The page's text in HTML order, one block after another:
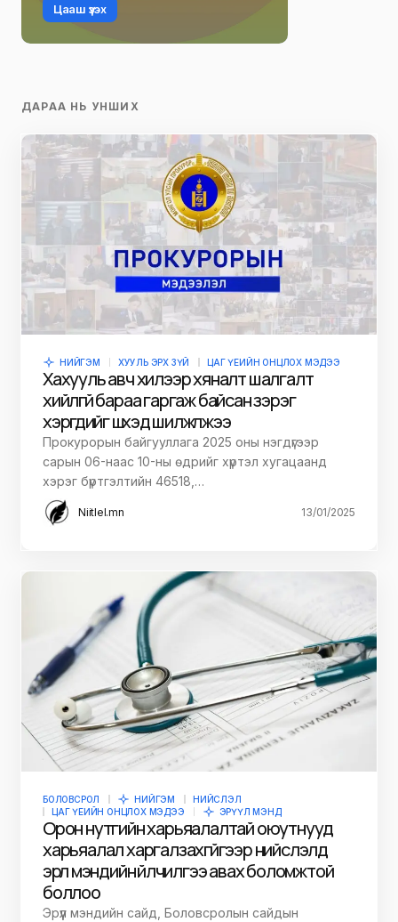
Цааш үзэх
ДАРАА НЬ УНШИХ
НИЙГЭМ ХУУЛЬ ЭРХ ЗҮЙ ЦАГ ҮЕИЙН ОНЦЛОХ МЭДЭЭ
Хахууль авч хилээр хяналт шалгалт
хийлгүй бараа гаргаж байсан зэрэг
хэргүүдийг шүүхэд шилжүүлжээ
Прокурорын байгууллага 2025 оны нэгдүгээр
сарын 06-наас 10-ны өдрийг хүртэл хугацаанд
хэрэг бүртгэлтийн 46518,…
Niitlel.mn 13/01/2025
БОЛОВСРОЛ НИЙГЭМ
НИЙСЛЭЛ
ЦАГ ҮЕИЙН ОНЦЛОХ МЭДЭЭ
ЭРҮҮЛ МЭНД
Орон нутгийн харьяалалтай оюутнууд
харьяалал харгалзахгүйгээр нийслэлд
эрүүл мэндийн үйлчилгээ авах боломжтой
боллоо
Эрүүл мэндийн сайд, Боловсролын сайдын